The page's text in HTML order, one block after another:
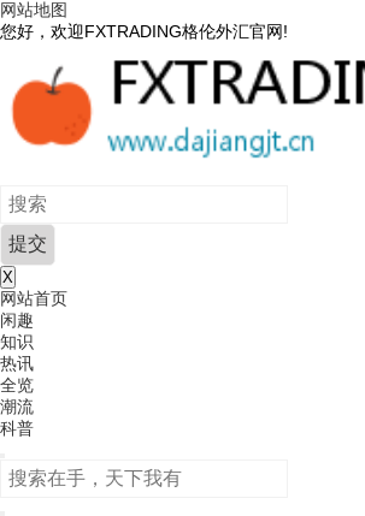
网站地图
您好，欢迎FXTRADING格伦外汇官网!
X
网站首页
闲趣
知识
热讯
全览
潮流
科普